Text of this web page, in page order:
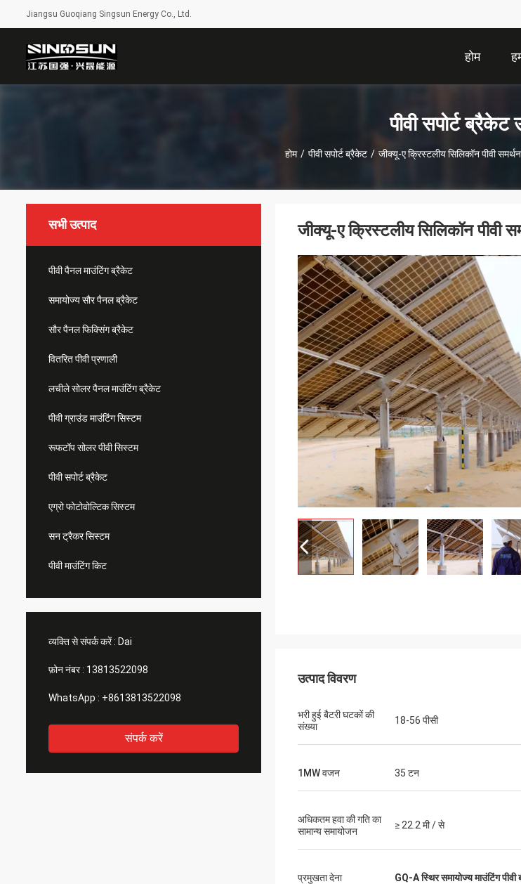
Jiangsu Guoqiang Singsun Energy Co., Ltd.
होम
पीवी सपोर्ट ब्रैकेट
होम / पीवी सपोर्ट ब्रैकेट / जीक्यू-ए क्रिस्टलीय सिलिकॉन पीवी
सभी उत्पाद
पीवी पैनल माउंटिंग ब्रैकेट
समायोज्य सौर पैनल ब्रैकेट
सौर पैनल फिक्सिंग ब्रैकेट
वितरित पीवी प्रणाली
लचीले सोलर पैनल माउंटिंग ब्रैकेट
पीवी ग्राउंड माउंटिंग सिस्टम
रूफटॉप सोलर पीवी सिस्टम
पीवी सपोर्ट ब्रैकेट
एग्रो फोटोवोल्टिक सिस्टम
सन ट्रैकर सिस्टम
पीवी माउंटिंग किट
व्यक्ति से संपर्क करें : Dai
फ़ोन नंबर : 13813522098
WhatsApp : +8613813522098
संपर्क करें
जीक्यू-ए क्रिस्टलीय सिलिकॉन पीवी
उत्पाद विवरण
भरी हुई बैटरी घटकों की
संख्या
18-56 पीसी
1MW वजन 35 टन
अधिकतम हवा की गति का
सामान्य समायोजन
≥ 22.2 मी / से
प्रमुखता देना GQ-A स्थिर समायोज्य माउंटिंग